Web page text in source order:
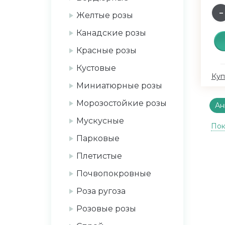
Желтые розы
Канадские розы
Красные розы
Кустовые
Миниатюрные розы
Морозостойкие розы
Мускусные
Парковые
Плетистые
Почвопокровные
Роза ругоза
Розовые розы